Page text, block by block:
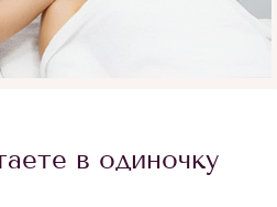
в одиночку